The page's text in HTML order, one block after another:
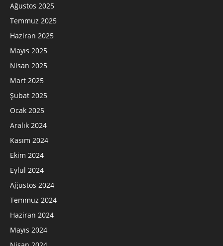
Ağustos 2025
Temmuz 2025
Haziran 2025
Mayıs 2025
Nisan 2025
Mart 2025
Şubat 2025
Ocak 2025
Aralık 2024
Kasım 2024
Ekim 2024
Eylül 2024
Ağustos 2024
Temmuz 2024
Haziran 2024
Mayıs 2024